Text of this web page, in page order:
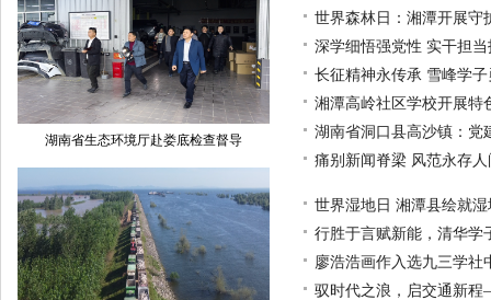
湖南省生态环境厅赴娄底检查督导
世界森林日：湘潭开展守
深学细悟强党性 实干担
长征精神永传承 雪峰学
湘潭高岭社区学校开展特
湖南省洞口县高沙镇：党
痛别新闻脊梁 风范永存
世界湿地日 湘潭县绘就
行胜于言赋新能，清华
廖浩浩画作入选九三学社
驭时代之浪，启交通新